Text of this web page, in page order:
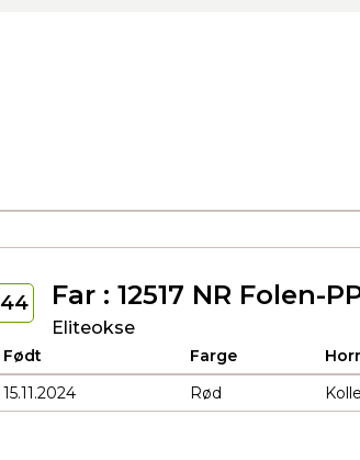
44 Far : 12517 NR Folen-
Eliteokse
Født Farge
15.11.2024
Rød